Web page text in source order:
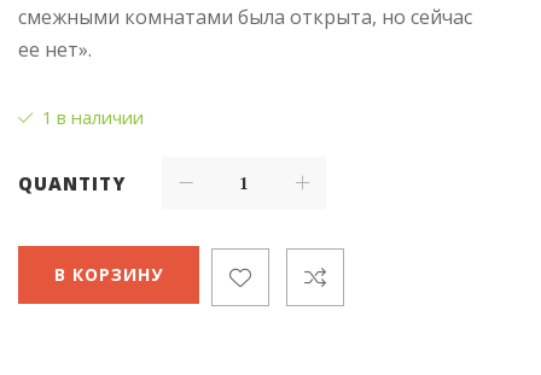
смежными комнатами была открыта, но сейчас
ее нет».
1 в наличии
QUANTITY
В КОРЗИНУ